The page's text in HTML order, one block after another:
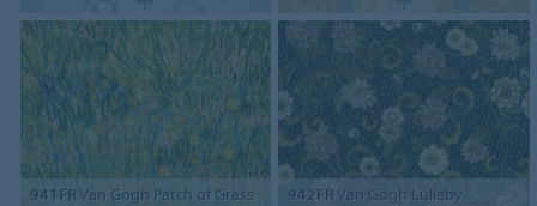
941FRVan Gogh Patch of Grass 942FRVan Gogh Lullaby